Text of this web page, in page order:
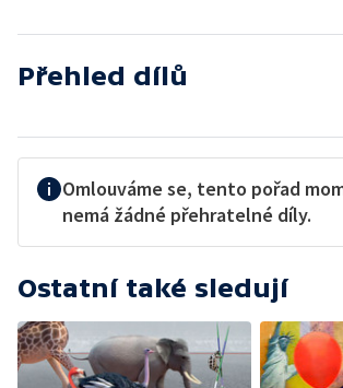
Přehled dílů
Omlouváme se, tento pořad
nemá žádné přehratelné díly.
Ostatní také sledují